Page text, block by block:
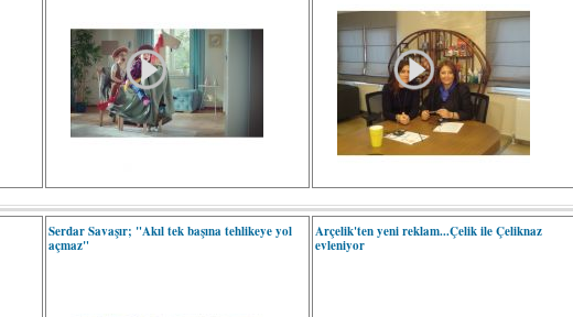
Serdar Savaşır; "Akıl tek başına tehlikeye yol
açmaz"
Arçelik'ten yeni reklam...Çelik ile Çeliknaz
evleniyor